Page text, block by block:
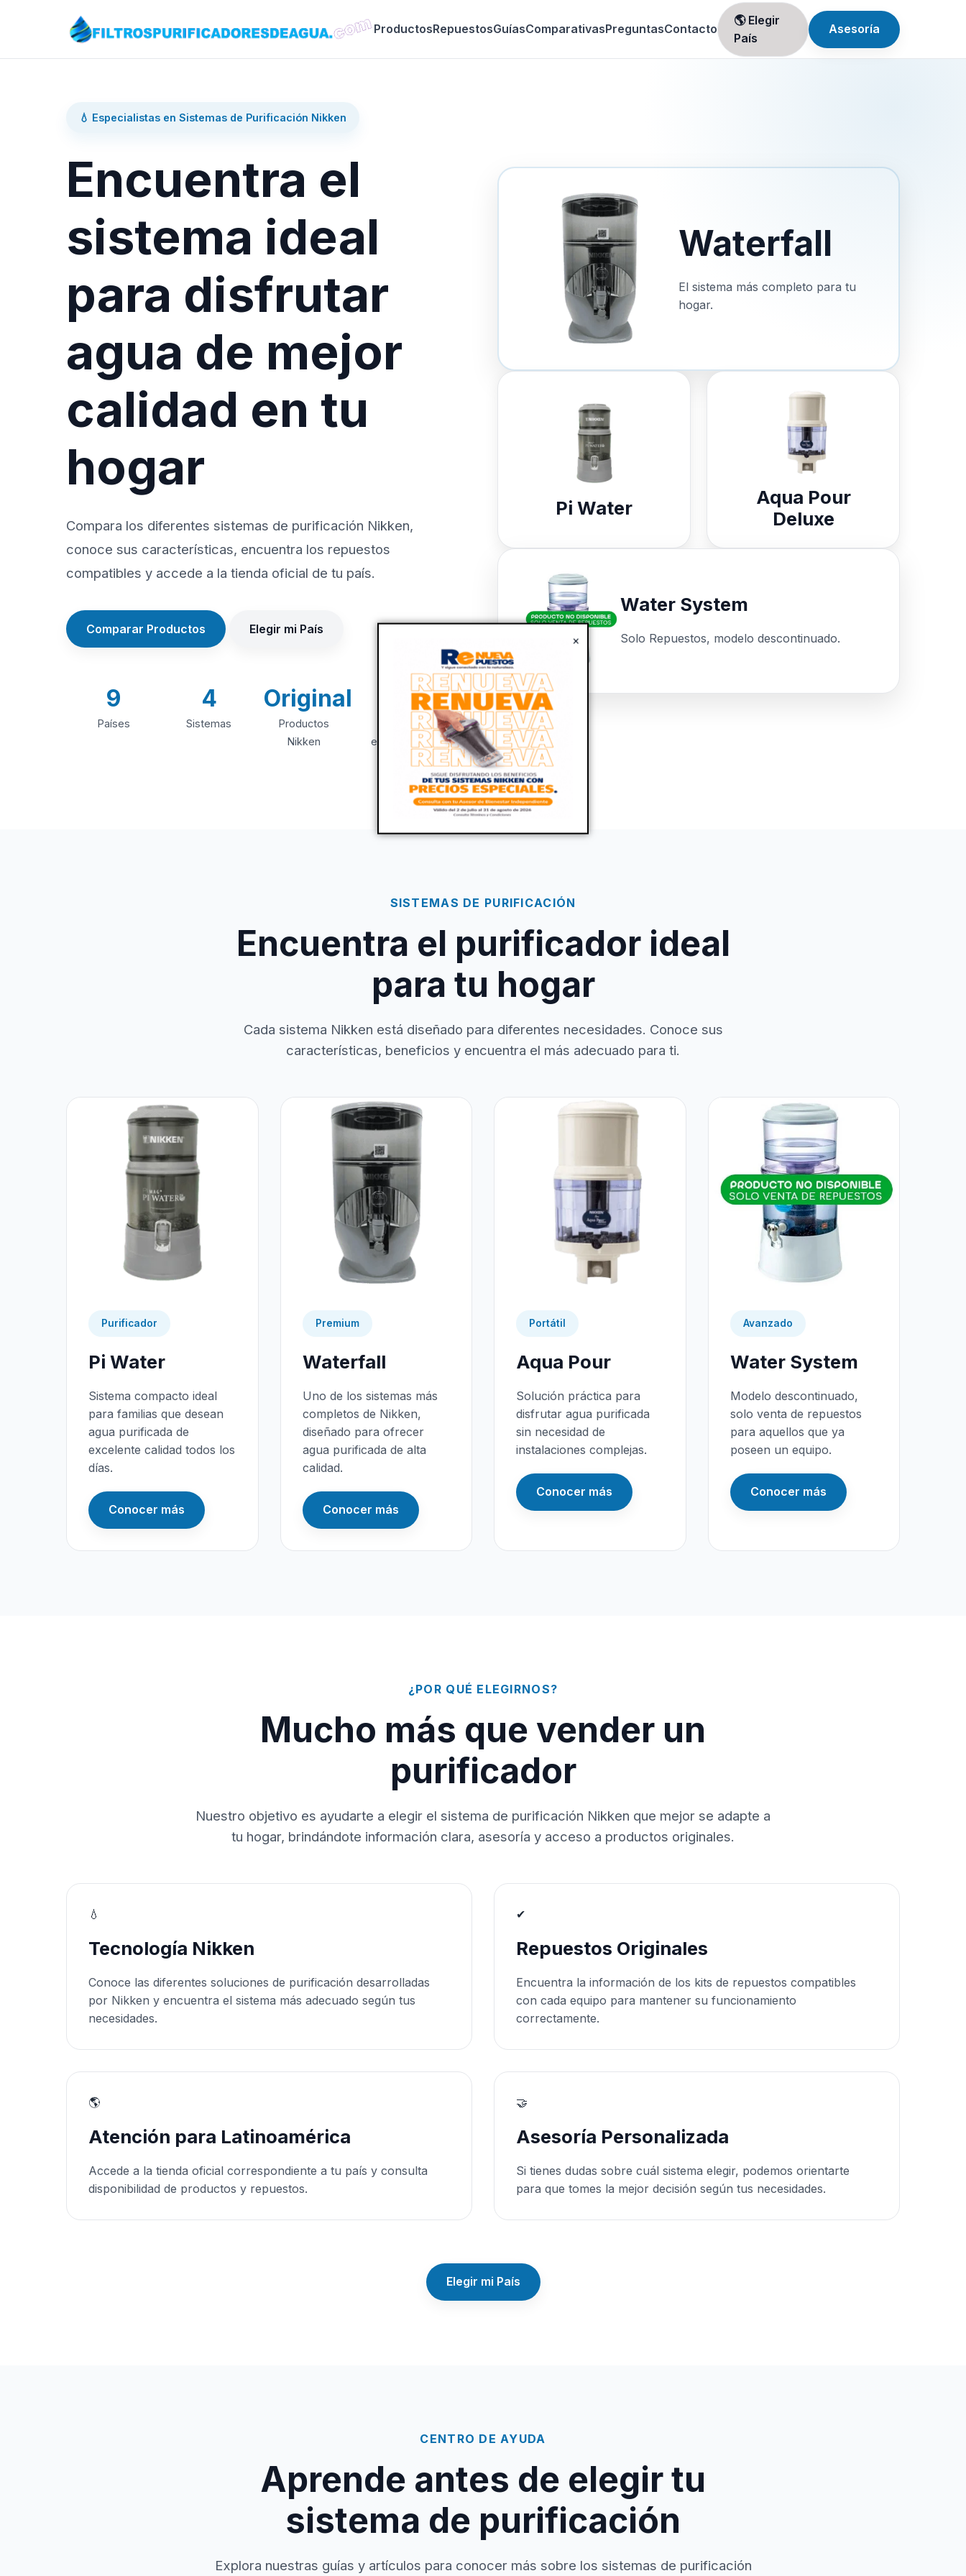
×
ProductosRepuestosGuíasComparativasPreguntasContacto
🌎 Elegir
País
Asesoría
💧 Especialistas en Sistemas de Purificación Nikken
Encuentra el
sistema ideal
para disfrutar
agua de mejor
calidad en tu
hogar
Compara los diferentes sistemas de purificación Nikken,
conoce sus características, encuentra los repuestos
compatibles y accede a la tienda oficial de tu país.
Comparar Productos Elegir mi País
9
Países
4
Sistemas
Original
Productos
Nikken
+20
Años de
experiencia
Waterfall
El sistema más completo para tu
hogar.
Pi Water
Aqua Pour
Deluxe
Water System
Solo Repuestos, modelo descontinuado.
SISTEMAS DE PURIFICACIÓN
Encuentra el purificador ideal
para tu hogar
Cada sistema Nikken está diseñado para diferentes necesidades. Conoce sus
características, beneficios y encuentra el más adecuado para ti.
Purificador
Pi Water
Sistema compacto ideal
para familias que desean
agua purificada de
excelente calidad todos los
días.
Conocer más
Premium
Waterfall
Uno de los sistemas más
completos de Nikken,
diseñado para ofrecer
agua purificada de alta
calidad.
Conocer más
Portátil
Aqua Pour
Solución práctica para
disfrutar agua purificada
sin necesidad de
instalaciones complejas.
Conocer más
Avanzado
Water System
Modelo descontinuado,
solo venta de repuestos
para aquellos que ya
poseen un equipo.
Conocer más
¿POR QUÉ ELEGIRNOS?
Mucho más que vender un
purificador
Nuestro objetivo es ayudarte a elegir el sistema de purificación Nikken que mejor se adapte a
tu hogar, brindándote información clara, asesoría y acceso a productos originales.
💧
Tecnología Nikken
Conoce las diferentes soluciones de purificación desarrolladas
por Nikken y encuentra el sistema más adecuado según tus
necesidades.
✔
Repuestos Originales
Encuentra la información de los kits de repuestos compatibles
con cada equipo para mantener su funcionamiento
correctamente.
🌎
Atención para Latinoamérica
Accede a la tienda oficial correspondiente a tu país y consulta
disponibilidad de productos y repuestos.
🤝
Asesoría Personalizada
Si tienes dudas sobre cuál sistema elegir, podemos orientarte
para que tomes la mejor decisión según tus necesidades.
Elegir mi País
CENTRO DE AYUDA
Aprende antes de elegir tu
sistema de purificación
Explora nuestras guías y artículos para conocer más sobre los sistemas de purificación